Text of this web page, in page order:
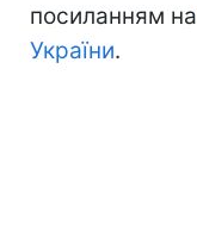
посиланням на
України.